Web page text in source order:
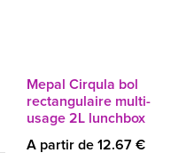
Mepal Cirqula bol
rectangulaire multi-
usage 2L lunchbox
A partir de 12.67 €